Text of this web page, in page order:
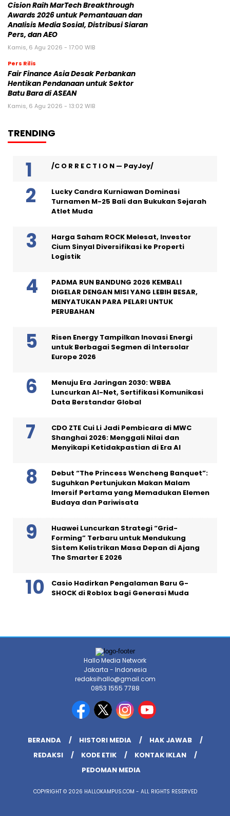
Cision Raih MarTech Breakthrough
Awards 2026 untuk Pemantauan dan
Analisis Media Sosial, Distribusi Siaran
Pers, dan AEO
Kamis, 6 Agu 2026 - 17:00 WIB
Pers Rilis
Fair Finance Asia Desak Perbankan
Hentikan Pendanaan untuk Sektor
Batu Bara di ASEAN
Kamis, 6 Agu 2026 - 13:02 WIB
TRENDING
/C O R R E C T I O N — PayJoy/
Lucky Candra Kurniawan Dominasi
Turnamen M-25 Bali dan Bukukan Sejarah
Atlet Muda
Harga Saham ROCK Melesat, Investor
Cium Sinyal Diversifikasi ke Properti
Logistik
PADMA RUN BANDUNG 2026 KEMBALI
DIGELAR DENGAN MISI YANG LEBIH BESAR,
MENYATUKAN PARA PELARI UNTUK
PERUBAHAN
Risen Energy Tampilkan Inovasi Energi
untuk Berbagai Segmen di Intersolar
Europe 2026
Menuju Era Jaringan 2030: WBBA
Luncurkan AI-Net, Sertifikasi Komunikasi
Data Berstandar Global
CDO ZTE Cui Li Jadi Pembicara di MWC
Shanghai 2026: Menggali Nilai dan
Menyikapi Ketidakpastian di Era AI
Debut “The Princess Wencheng Banquet”:
Suguhkan Pertunjukan Makan Malam
Imersif Pertama yang Memadukan Elemen
Budaya dan Pariwisata
Huawei Luncurkan Strategi “Grid-
Forming” Terbaru untuk Mendukung
Sistem Kelistrikan Masa Depan di Ajang
The Smarter E 2026
Casio Hadirkan Pengalaman Baru G-
SHOCK di Roblox bagi Generasi Muda
Hallo Media Network
Jakarta - Indonesia
redaksihallo@gmail.com
0853 1555 7788
BERANDA HISTORI MEDIA
HAK JAWAB
REDAKSI
KODE ETIK
KONTAK IKLAN
PEDOMAN MEDIA
COPYRIGHT © 2026 HALLOKAMPUS.COM - ALL RIGHTS RESERVED